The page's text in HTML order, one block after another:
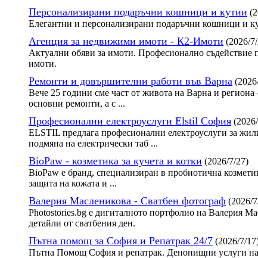
Персонализирани подаръчни кошници и кутии
Елегантни и персонализирани подаръчни кошници и
Агенция за недвижими имоти - К2-Имоти (2026/
Актуални обяви за имоти. Професионално
имоти.
Ремонти и довършителни работи във Варна
Вече 25 години сме част от живота на Варна и
основни ремонти, а с ...
Професионални електроуслуги Elstil София
ELSTIL предлага професионални електроуслуги за
подмяна на електрически таб ...
BioPaw - козметика за кучета и котки (2026/7/27)
BioPaw е бранд, специализиран в пробиотична
защита на кожата и ...
Валерия Масленикова - Сватбен фотограф (2026/
Photostories.bg е дигиталното портфолио на Валерия
детайли от сватбения ден.
Пътна помощ за София и Репатрак 24/7 (2026/7/
Пътна Помощ София и репатрак. Денонищни услуги на